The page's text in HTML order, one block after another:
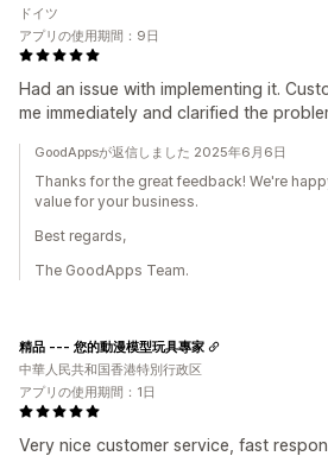
Had an issue with implementing it.
me immediately and clarified the
ドイツ
アプリの使用期間：9日
GoodAppsが返信しました 2025年6月6日
Thanks for the great feedback! We're
value for your business.
Best regards,
The GoodApps Team.
Very nice customer service, fast
精品 --- 您的動漫模型玩具專家
中華人民共和国香港特別行政区
アプリの使用期間：1日